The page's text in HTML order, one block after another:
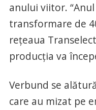
anului viitor.
transformare de
reţeaua
producţia va
Verbund se
care au mizat pe